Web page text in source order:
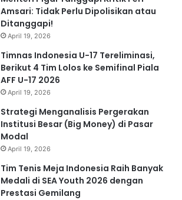
Amsari: Tidak Perlu Dipolisikan atau
Ditanggapi!
April 19, 2026
Timnas Indonesia U-17 Tereliminasi,
Berikut 4 Tim Lolos ke Semifinal Piala
AFF U-17 2026
April 19, 2026
Strategi Menganalisis Pergerakan
Institusi Besar (Big Money) di Pasar
Modal
April 19, 2026
Tim Tenis Meja Indonesia Raih Banyak
Medali di SEA Youth 2026 dengan
Prestasi Gemilang